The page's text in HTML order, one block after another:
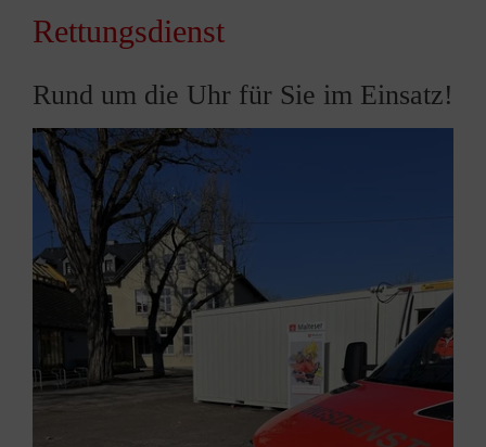
Rettungsdienst
Rund um die Uhr für Sie im Einsatz!